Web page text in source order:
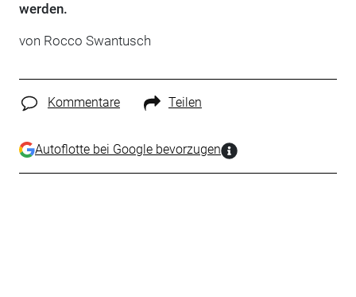
werden.
von Rocco Swantusch
Kommentare Teilen
Autoflotte bei Google bevorzugen